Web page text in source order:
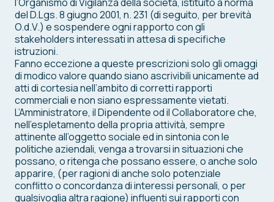
del D.Lgs. 8 giugno 2001, n. 231 (di seguito, per brevità
O.d.V.) e sospendere ogni rapporto con gli
stakeholders interessati in attesa di specifiche
istruzioni.
Fanno eccezione a queste prescrizioni solo gli omaggi
di modico valore quando siano ascrivibili unicamente ad
atti di cortesia nell’ambito di corretti rapporti
commerciali e non siano espressamente vietati.
L’Amministratore, il Dipendente od il Collaboratore che,
nell’espletamento della propria attività, sempre
attinente all’oggetto sociale ed in sintonia con le
politiche aziendali, venga a trovarsi in situazioni che
possano, o ritenga che possano essere, o anche solo
apparire, (per ragioni di anche solo potenziale
conflitto o concordanza di interessi personali, o per
qualsivoglia altra ragione) influenti sui rapporti con